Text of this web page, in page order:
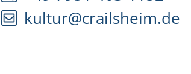
kultur@crailsheim.de